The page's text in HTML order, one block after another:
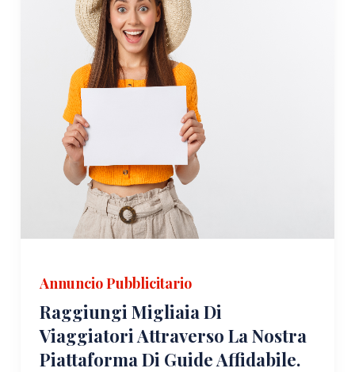
Annuncio Pubblicitario
Raggiungi Migliaia Di
Viaggiatori Attraverso La Nostra
Piattaforma Di Guide Affidabile.